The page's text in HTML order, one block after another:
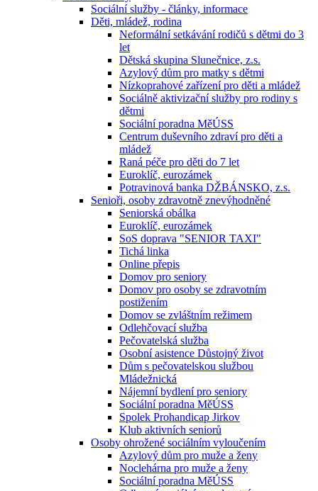
Sociální služby - články, informace
Děti, mládež, rodina
Neformální setkávání rodičů s dětmi do 3
let
Dětská skupina Slunečnice, z.s.
Azylový dům pro matky s dětmi
Nízkoprahové zařízení pro děti a mládež
Sociálně aktivizační služby pro rodiny s
dětmi
Sociální poradna MěÚSS
Centrum duševního zdraví pro děti a
mládež
Raná péče pro děti do 7 let
Euroklíč, eurozámek
Potravinová banka DŽBÁNSKO, z.s.
Senioři, osoby zdravotně znevýhodněné
Seniorská obálka
Euroklíč, eurozámek
SoS doprava "SENIOR TAXI"
Tichá linka
Online přepis
Domov pro seniory
Domov pro osoby se zdravotním
postižením
Domov se zvláštním režimem
Odlehčovací služba
Pečovatelská služba
Osobní asistence Důstojný život
Dům s pečovatelskou službou
Mládežnická
Nájemní bydlení pro seniory
Sociální poradna MěÚSS
Spolek Prohandicap Jirkov
Klub aktivních seniorů
Osoby ohrožené sociálním vyloučením
Azylový dům pro muže a ženy
Noclehárna pro muže a ženy
Sociální poradna MěÚSS